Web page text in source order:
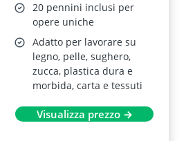
20 pennini inclusi per
opere uniche
Adatto per lavorare su
legno, pelle, sughero,
zucca, plastica dura e
morbida, carta e tessuti
Visualizza prezzo →